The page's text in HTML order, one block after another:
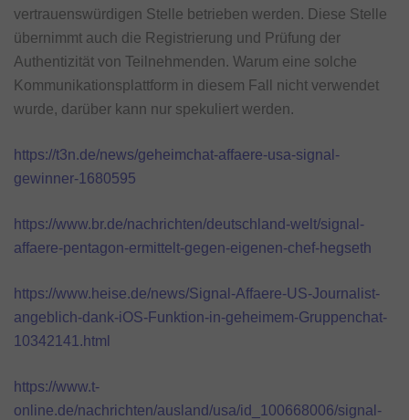
vertrauenswürdigen Stelle betrieben werden. Diese Stelle
übernimmt auch die Registrierung und Prüfung der
Authentizität von Teilnehmenden. Warum eine solche
Kommunikationsplattform in diesem Fall nicht verwendet
wurde, darüber kann nur spekuliert werden.
https://t3n.de/news/geheimchat-affaere-usa-signal-
gewinner-1680595
https://www.br.de/nachrichten/deutschland-welt/signal-
affaere-pentagon-ermittelt-gegen-eigenen-chef-hegseth
https://www.heise.de/news/Signal-Affaere-US-Journalist-
angeblich-dank-iOS-Funktion-in-geheimem-Gruppenchat-
10342141.html
https://www.t-
online.de/nachrichten/ausland/usa/id_100668006/signal-